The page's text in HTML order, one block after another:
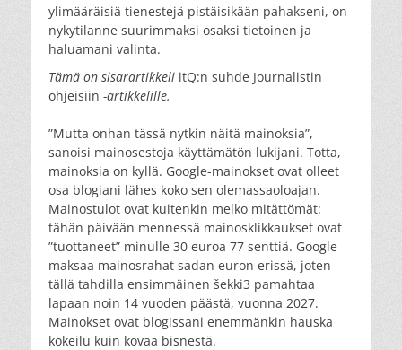
ylimääräisiä tienestejä pistäisikään pahakseni, on
nykytilanne suurimmaksi osaksi tietoinen ja
haluamani valinta.
Tämä on sisarartikkeli itQ:n suhde Journalistin
ohjeisiin -artikkelille.
”Mutta onhan tässä nytkin näitä mainoksia”,
sanoisi mainosestoja käyttämätön lukijani. Totta,
mainoksia on kyllä. Google-mainokset ovat olleet
osa blogiani lähes koko sen olemassaoloajan.
Mainostulot ovat kuitenkin melko mitättömät:
tähän päivään mennessä mainosklikkaukset ovat
”tuottaneet” minulle 30 euroa 77 senttiä. Google
maksaa mainosrahat sadan euron erissä, joten
tällä tahdilla ensimmäinen šekki3 pamahtaa
lapaan noin 14 vuoden päästä, vuonna 2027.
Mainokset ovat blogissani enemmänkin hauska
kokeilu kuin kovaa bisnestä.